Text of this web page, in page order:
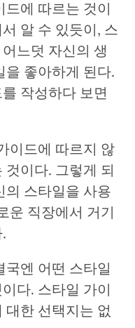
에 따르는 것이
알 수 있듯이, 스
느덧 자신의 생
을 좋아하게 된다.
작성하다 보면
이드에 따르지 않
이다. 그렇게 되
의 스타일을 사용
운 직장에서 거기
국엔 어떤 스타일
다. 스타일 가이
대한 선택지는 없